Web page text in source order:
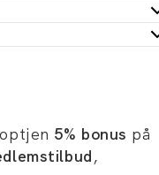
5% bonus på
,